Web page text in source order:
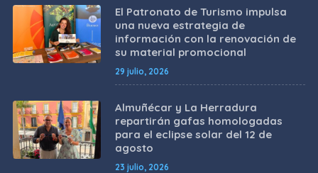
El Patronato de Turismo impulsa
una nueva estrategia de
información con la renovación de
su material promocional
29 julio, 2026
Almuñécar y La Herradura
repartirán gafas homologadas
para el eclipse solar del 12 de
agosto
23 julio, 2026